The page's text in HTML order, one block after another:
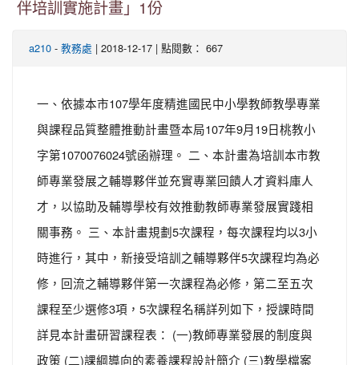
伴培訓實施計畫」1份
a210 - 教務處 | 2018-12-17 | 點閱數： 667
一、依據本市107學年度精進國民中小學教師教學專業
與課程品質整體推動計畫暨本局107年9月19日桃教小
字第1070076024號函辦理。 二、本計畫為培訓本市教
師專業發展之輔導夥伴並充實專業回饋人才資料庫人
才，以協助及輔導學校有效推動教師專業發展實踐相
關事務。 三、本計畫規劃5次課程，每次課程均以3小
時進行，其中，新接受培訓之輔導夥伴5次課程均為必
修，回流之輔導夥伴第一次課程為必修，第二至五次
課程至少選修3項，5次課程名稱詳列如下，授課時間
詳見本計畫研習課程表： (一)教師專業發展的制度與
政策 (二)課綱導向的素養課程設計簡介 (三)教學檔案